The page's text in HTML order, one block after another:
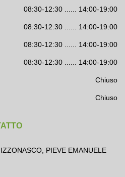
08:30-12:30 ...... 14:00-19:00
08:30-12:30 ...... 14:00-19:00
08:30-12:30 ...... 14:00-19:00
08:30-12:30 ...... 14:00-19:00
Chiuso
Chiuso
PIEVE EMANUELE